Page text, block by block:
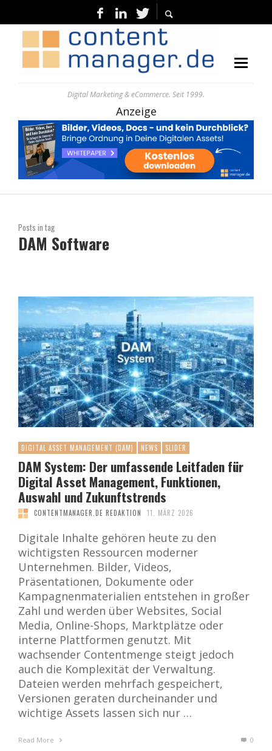
Digital Marketing & eCommerce. Seit 1999.
Anzeige
Posts in tag
DAM Software
DIGITAL ASSET MANAGEMENT (DAM) NEWS SLIDER
DAM System: Der umfassende Leitfaden für
Digital Asset Management, Funktionen,
Auswahl und Zukunftstrends
CONTENTMANAGER.DE REDAKTION 11. MÄRZ 2026
Digitale Inhalte gehören heute zu den
wichtigsten Ressourcen moderner
Unternehmen. Bilder, Videos,
Präsentationen, Dokumente oder
Kampagnenmaterialien entstehen in großer
Zahl und werden über Websites, Social
Media, Online-Shops, Marktplätze oder
interne Plattformen genutzt. Mit
wachsender Contentmenge steigt jedoch
auch die Komplexität der Verwaltung.
Dateien werden mehrfach gespeichert,
Versionen geraten durcheinander und
wichtige Assets lassen sich nur …
Read More 0